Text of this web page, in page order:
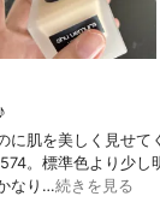
に肌を美しく見せて
。標準色より少し
なり…続きを見る